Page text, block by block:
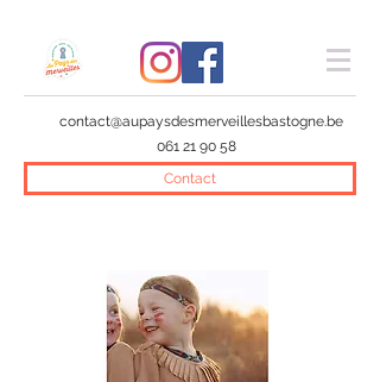
contact@aupaysdesmerveillesbastogne.be
061 21 90 58
Contact